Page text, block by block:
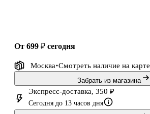
от 699 ₽ сегодня
Москва Смотреть наличие на карте
Забрать из магазина
Экспресс-доставка, 350 ₽
Сегодня до 13 часов дня